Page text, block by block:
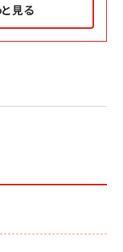
見る
る note×AI 最強の
No.2501[魅せる
号 No.2500増刊
上力の秘密